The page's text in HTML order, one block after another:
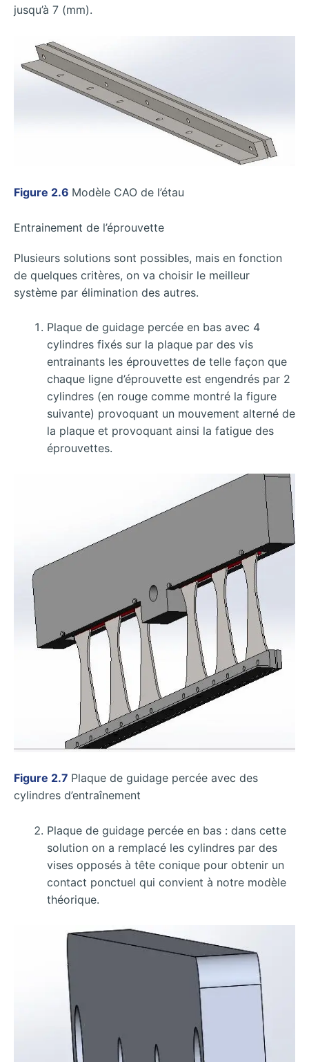
jusqu’à 7 (mm).
Figure 2.6 Modèle CAO de l’étau
Entrainement de l’éprouvette
Plusieurs solutions sont possibles, mais en fonction
de quelques critères, on va choisir le meilleur
système par élimination des autres.
Plaque de guidage percée en bas avec 4
cylindres fixés sur la plaque par des vis
entrainants les éprouvettes de telle façon que
chaque ligne d’éprouvette est engendrés par 2
cylindres (en rouge comme montré la figure
suivante) provoquant un mouvement alterné de
la plaque et provoquant ainsi la fatigue des
éprouvettes.
Figure 2.7 Plaque de guidage percée avec des
cylindres d’entraînement
Plaque de guidage percée en bas : dans cette
solution on a remplacé les cylindres par des
vises opposés à tête conique pour obtenir un
contact ponctuel qui convient à notre modèle
théorique.